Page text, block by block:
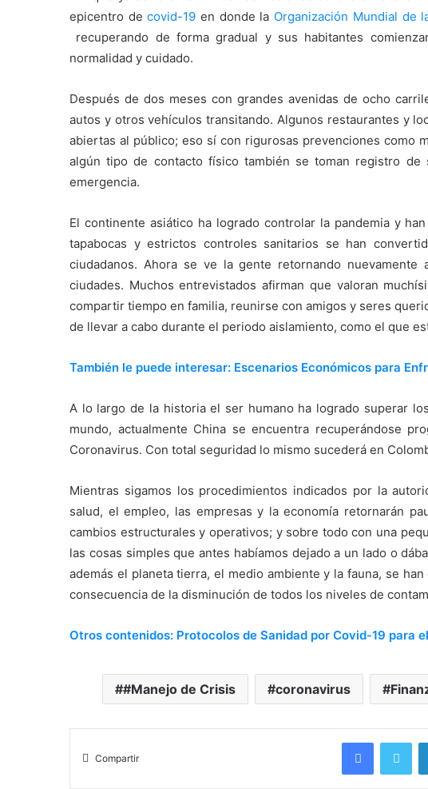
epicentro decovid-19 en donde la Organización Mundial de
recuperando de forma gradual y sus habitantes
normalidad y cuidado.
Después de dos meses con grandes avenidas de ocho
autos y otros vehículos transitando. Algunos restaurantes y
abiertas al público; eso sí con rigurosas prevenciones como
algún tipo de contacto físico también se toman registro
emergencia.
El continente asiático ha logrado controlar la pandemia y
tapabocas y estrictos controles sanitarios se han
ciudadanos. Ahora se ve la gente retornando
ciudades. Muchos entrevistados afirman que valoran
compartir tiempo en familia, reunirse con amigos y seres
de llevar a cabo durante el periodo aislamiento, como el que
También le puede interesar: Escenarios Económicos para
A lo largo de la historia el ser humano ha logrado superar
mundo, actualmente China se encuentra recuperándose
Coronavirus. Con total seguridad lo mismo sucederá en
Mientras sigamos los procedimientos indicados por la
salud, el empleo, las empresas y la economía retornarán
cambios estructurales y operativos; y sobre todo con una
las cosas simples que antes habíamos dejado a un lado o
además el planeta tierra, el medio ambiente y la fauna, se
consecuencia de la disminución de todos los niveles de
Otros contenidos: Protocolos de Sanidad por Covid-19 para
#Manejo de Crisis coronavirus
Compartir